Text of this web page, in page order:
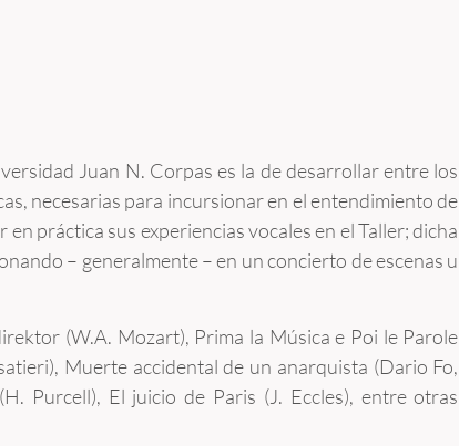
Juan N. Corpas es la de desarrollar entre los
necesarias para incursionar en el entendimiento de
práctica sus experiencias vocales en el Taller; dicha
– generalmente – en un concierto de escenas u
(W.A. Mozart), Prima la Música e Poi le Parole
Muerte accidental de un anarquista (Dario Fo,
Purcell), El juicio de Paris (J. Eccles), entre otras